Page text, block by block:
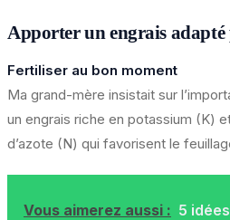
Apporter un engrais
Fertiliser au bon moment
Ma grand-mère insistait sur
un engrais riche en potassium (K)
d’azote (N) qui favorisent le
Vous aimerez aussi : 5